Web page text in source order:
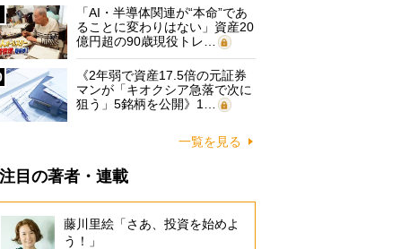
「AI・半導体関連が“本命”であ
ることに変わりはない」資産20
億円超の90歳現役トレ…
《2年弱で資産17.5倍の元証券
マンが「キオクシア急落で次に
狙う」5銘柄を公開》1…
一覧を見る
注目の著者・連載
藤川里絵「さあ、投資を始めよ
う！」